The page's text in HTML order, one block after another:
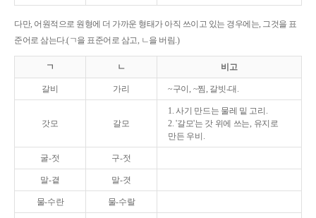
다만, 어원적으로 원형에 더 가까운 형태가 아직 쓰이고 있는 경우에는, 그것을 표
준어로 삼는다.(ㄱ을 표준어로 삼고, ㄴ을 버림.)
ㄱ ㄴ 비고
갈비 가리 ~구이, ~찜, 갈빗-대.
갓모 갈모
1. 사기 만드는 물레 밑 고리.
2. '갈모'는 갓 위에 쓰는, 유지로
만든 우비.
굴-젓 구-젓
말-곁 말-겻
물-수란 물-수랄